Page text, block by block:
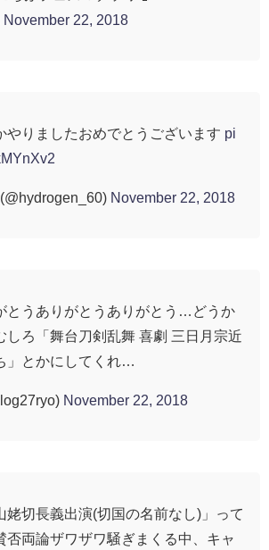
November 22, 2018
やりましたおめでとうございます pi
November 22, 2018
とうありがとうありがとう…どうか
ろ「舞台刀剣乱舞 喜劇 三日月宗近
」とかにしてくれ…
November 22, 2018
姥切長義出演(切国の名前なし)」って
否両論ザワザワ騒ぎまくる中、キャ